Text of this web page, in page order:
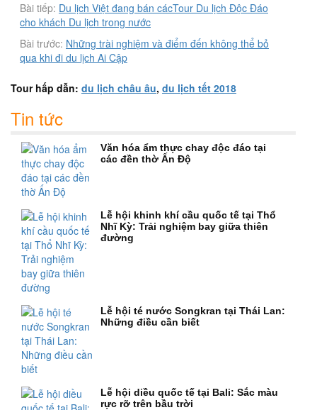
Bài tiếp: Du lịch Việt đang bán cácTour Du lịch Độc Đáo
cho khách Du lịch trong nước
Bài trước: Những trài nghiệm và điểm đến không thể bỏ
qua khi đi du lịch Ai Cập
Tour hấp dẫn: du lịch châu âu, du lịch tết 2018
Tin tức
Văn hóa ẩm thực chay độc đáo tại
các đền thờ Ấn Độ
Lễ hội khinh khí cầu quốc tế tại Thổ
Nhĩ Kỳ: Trải nghiệm bay giữa thiên
đường
Lễ hội té nước Songkran tại Thái Lan:
Những điều cần biết
Lễ hội diều quốc tế tại Bali: Sắc màu
rực rỡ trên bầu trời